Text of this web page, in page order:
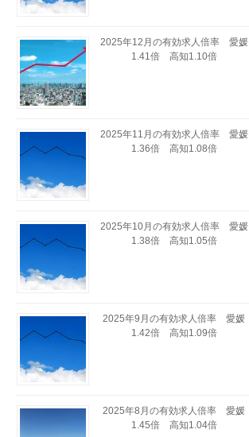
2025年12月の有効求人倍率 愛媛
1.41倍 高知1.10倍
2025年11月の有効求人倍率 愛媛
1.36倍 高知1.08倍
2025年10月の有効求人倍率 愛媛
1.38倍 高知1.05倍
2025年9月の有効求人倍率 愛媛
1.42倍 高知1.09倍
2025年8月の有効求人倍率 愛媛
1.45倍 高知1.04倍